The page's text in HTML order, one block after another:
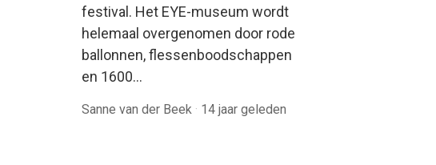
festival. Het EYE-museum wordt
helemaal overgenomen door rode
ballonnen, flessenboodschappen
en 1600…
Sanne van der Beek · 14 jaar geleden